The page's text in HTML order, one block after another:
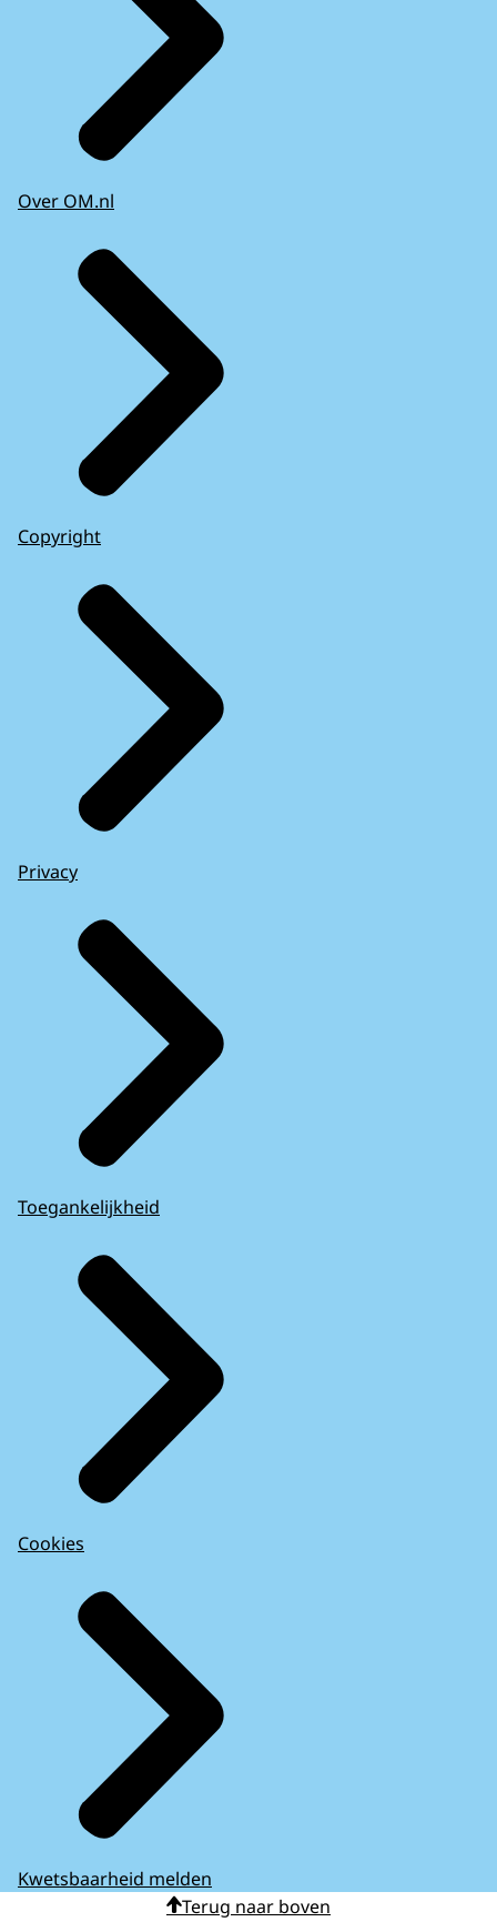
Over OM.nl
Copyright
Privacy
Toegankelijkheid
Cookies
Kwetsbaarheid melden
Terug naar boven